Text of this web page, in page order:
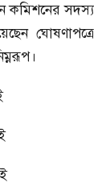
কমিশনের সদস্য
ঘোষণাপত্রে